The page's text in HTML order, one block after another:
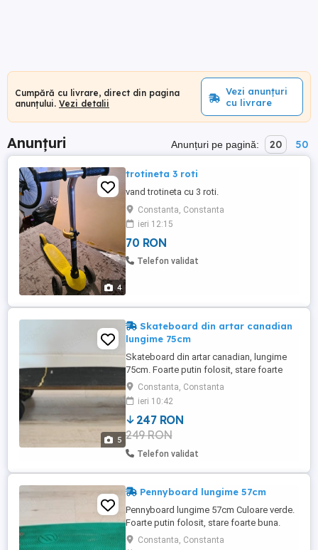
Cumpără cu livrare, direct din pagina
anunțului. Vezi detalii
Vezi anunțuri
cu livrare
Anunțuri Anunțuri pe pagină: 20 50
4
trotineta 3 roti
vand trotineta cu 3 roti.
Constanta, Constanta
ieri 12:15
70 RON
Telefon validat
5
Skateboard din artar canadian
lungime 75cm
Skateboard din artar canadian, lungime
75cm. Foarte putin folosit, stare foarte
buna. Predare personala in Constanta.
Constanta, Constanta
ieri 10:42
247 RON
249 RON
Telefon validat
Pennyboard lungime 57cm
Pennyboard lungime 57cm Culoare verde.
Foarte putin folosit, stare foarte buna.
Predare personala in Constanta.
Constanta, Constanta